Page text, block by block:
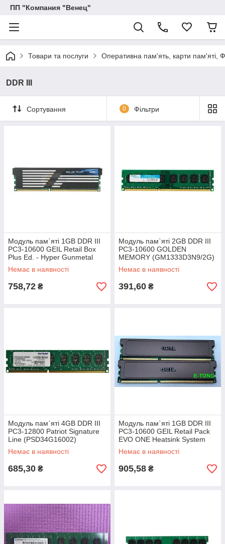
ПП "Компания "Венец"
Товари та послуги Оперативна пам'ять, карти пам'яті,
DDR III
Сортування 0 Фільтри
Модуль пам`яті 1GB DDR III
PC3-10600 GEIL Retail Box
Plus Ed. - Hyper Gunmetal
GVP31GB1333C9SC
Немає в наявності
758,72 ₴
Модуль пам`яті 2GB DDR III
PC3-10600 GOLDEN
MEMORY (GM1333D3N9/2G)
Немає в наявності
391,60 ₴
Модуль пам`яті 4GB DDR III
PC3-12800 Patriot Signature
Line (PSD34G16002)
Немає в наявності
685,30 ₴
Модуль пам`яті 1GB DDR III
PC3-10600 GEIL Retail Pack
EVO ONE Heatsink System
GE32GB1333C9DC
Немає в наявності
905,58 ₴